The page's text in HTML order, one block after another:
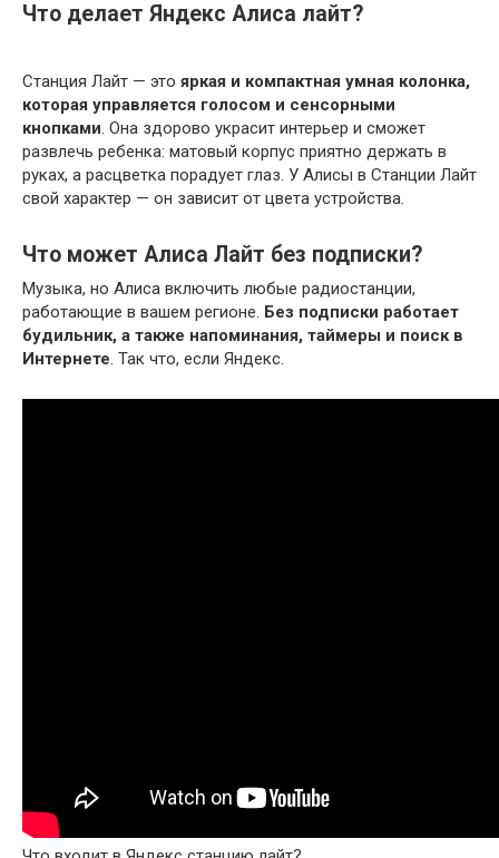
Что делает Яндекс Алиса лайт?
Станция Лайт — это яркая и компактная умная колонка,
которая управляется голосом и сенсорными
кнопками. Она здорово украсит интерьер и сможет
развлечь ребенка: матовый корпус приятно держать в
руках, а расцветка порадует глаз. У Алисы в Станции Лайт
свой характер — он зависит от цвета устройства.
Что может Алиса Лайт без подписки?
Музыка, но Алиса включить любые радиостанции,
работающие в вашем регионе. Без подписки работает
будильник, а также напоминания, таймеры и поиск в
Интернете. Так что, если Яндекс.